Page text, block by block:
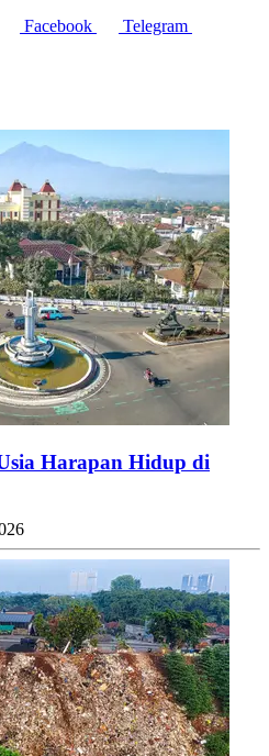
Facebook
Telegram
Harapan Hidup di